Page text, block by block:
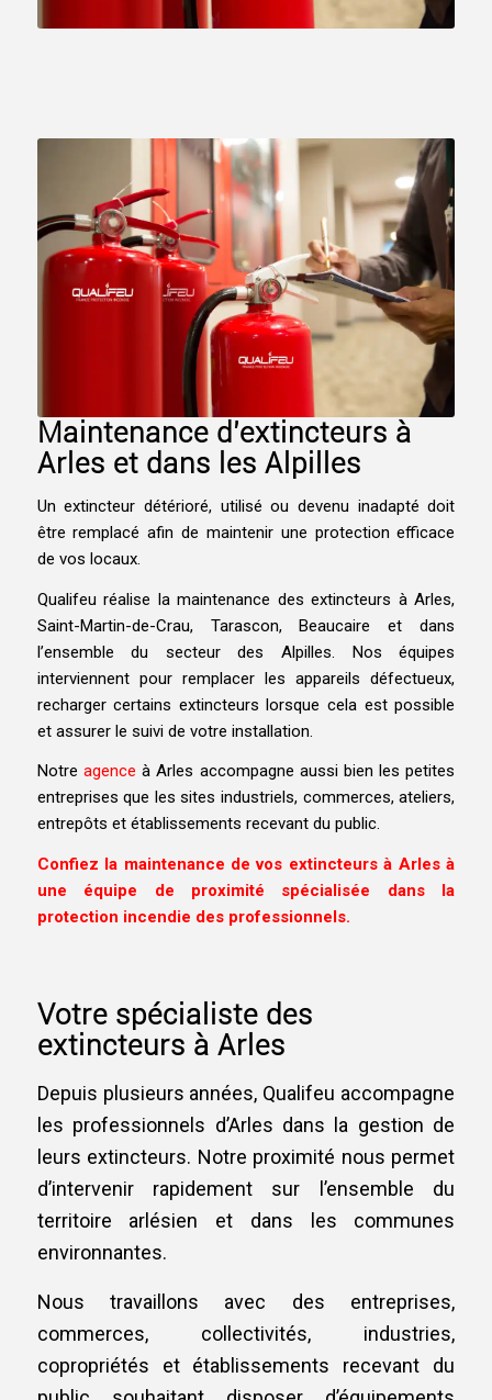
Maintenance d’extincteurs à
Arles et dans les Alpilles
Un extincteur détérioré, utilisé ou devenu inadapté doit
être remplacé afin de maintenir une protection efficace
de vos locaux.
Qualifeu réalise la maintenance des extincteurs à Arles,
Saint-Martin-de-Crau, Tarascon, Beaucaire et dans
l’ensemble du secteur des Alpilles. Nos équipes
interviennent pour remplacer les appareils défectueux,
recharger certains extincteurs lorsque cela est possible
et assurer le suivi de votre installation.
Notre agence à Arles accompagne aussi bien les petites
entreprises que les sites industriels, commerces, ateliers,
entrepôts et établissements recevant du public.
Confiez la maintenance de vos extincteurs à Arles à
une équipe de proximité spécialisée dans la
protection incendie des professionnels.
Votre spécialiste des
extincteurs à Arles
Depuis plusieurs années, Qualifeu accompagne
les professionnels d’Arles dans la gestion de
leurs extincteurs. Notre proximité nous permet
d’intervenir rapidement sur l’ensemble du
territoire arlésien et dans les communes
environnantes.
Nous travaillons avec des entreprises,
commerces, collectivités, industries,
copropriétés et établissements recevant du